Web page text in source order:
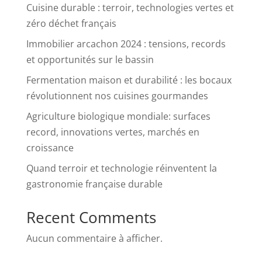
Cuisine durable : terroir, technologies vertes et
zéro déchet français
Immobilier arcachon 2024 : tensions, records
et opportunités sur le bassin
Fermentation maison et durabilité : les bocaux
révolutionnent nos cuisines gourmandes
Agriculture biologique mondiale: surfaces
record, innovations vertes, marchés en
croissance
Quand terroir et technologie réinventent la
gastronomie française durable
Recent Comments
Aucun commentaire à afficher.